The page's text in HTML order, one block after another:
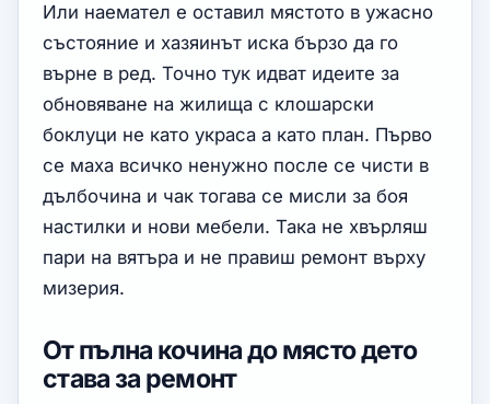
Или наемател е оставил мястото в ужасно
състояние и хазяинът иска бързо да го
върне в ред. Точно тук идват идеите за
обновяване на жилища с клошарски
боклуци не като украса а като план. Първо
се маха всичко ненужно после се чисти в
дълбочина и чак тогава се мисли за боя
настилки и нови мебели. Така не хвърляш
пари на вятъра и не правиш ремонт върху
мизерия.
От пълна кочина до място дето
става за ремонт